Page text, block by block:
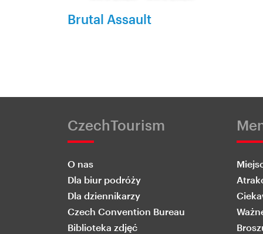
Brutal Assault
CzechTourism
O nas
Dla biur podróży
Dla dziennikarzy
Czech Convention Bureau
Biblioteka zdjęć